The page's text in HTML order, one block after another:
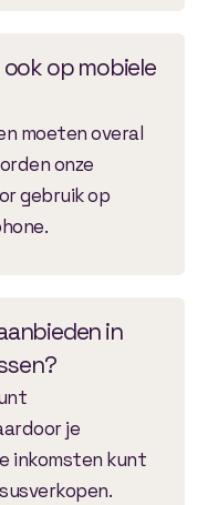
op mobiele
moeten overal
onze
gebruik op
in
je
inkomsten kunt